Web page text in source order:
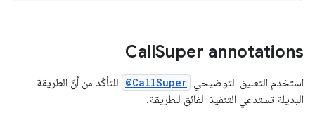
CallSuper annotations
استخدِم التعليق التوضيحي @CallSuper للتأكّد من أنّ الطريقة
البديلة تستدعي التنفيذ الفائق للطريقة.